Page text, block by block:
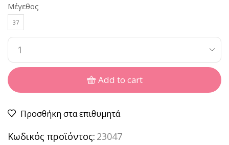
Μέγεθος
37
Add to cart
Προσθήκη στα επιθυμητά
Κωδικός προϊόντος: 23047